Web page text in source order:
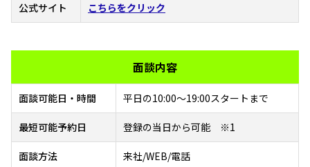
公式サイト こちらをクリック
面談内容
面談可能日・時間 平日の10:00～19:00スタートまで
最短可能予約日 登録の当日から可能 ※1
面談方法 来社/WEB/電話